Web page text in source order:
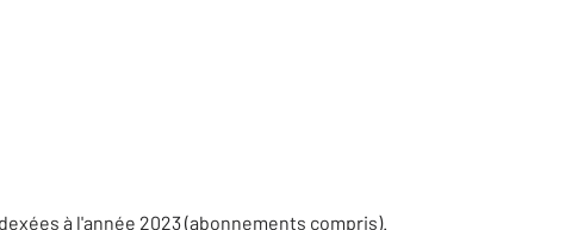
à l'année 2023 (abonnements compris).